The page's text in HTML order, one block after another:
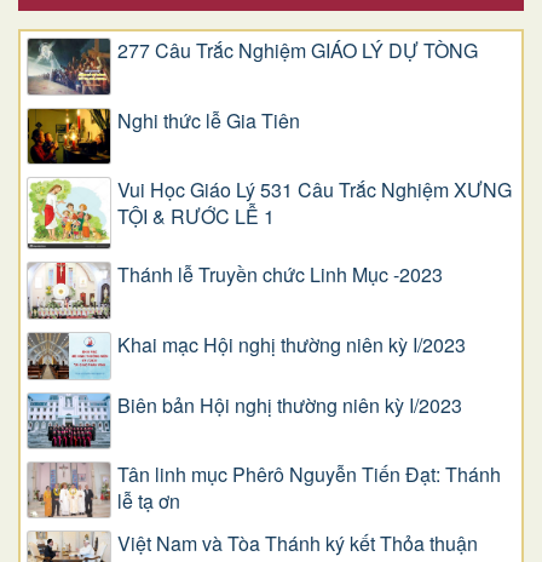
277 Câu Trắc Nghiệm GIÁO LÝ DỰ TÒNG
Nghi thức lễ Gia Tiên
Vui Học Giáo Lý 531 Câu Trắc Nghiệm XƯNG
TỘI & RƯỚC LỄ 1
Thánh lễ Truyền chức Linh Mục -2023
Khai mạc Hội nghị thường niên kỳ I/2023
Biên bản Hội nghị thường niên kỳ I/2023
Tân linh mục Phêrô Nguyễn Tiến Đạt: Thánh
lễ tạ ơn
Việt Nam và Tòa Thánh ký kết Thỏa thuận